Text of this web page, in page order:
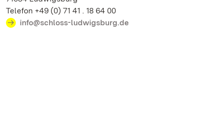
Telefon +49 (0) 71 41 . 18 64 00
info@schloss-ludwigsburg.de